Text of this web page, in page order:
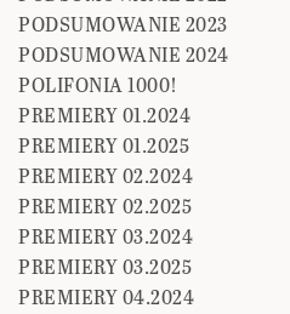
PODSUMOWANIE 2023
PODSUMOWANIE 2024
POLIFONIA 1000!
PREMIERY 01.2024
PREMIERY 01.2025
PREMIERY 02.2024
PREMIERY 02.2025
PREMIERY 03.2024
PREMIERY 03.2025
PREMIERY 04.2024